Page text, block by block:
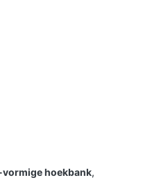
vormige hoekbank,